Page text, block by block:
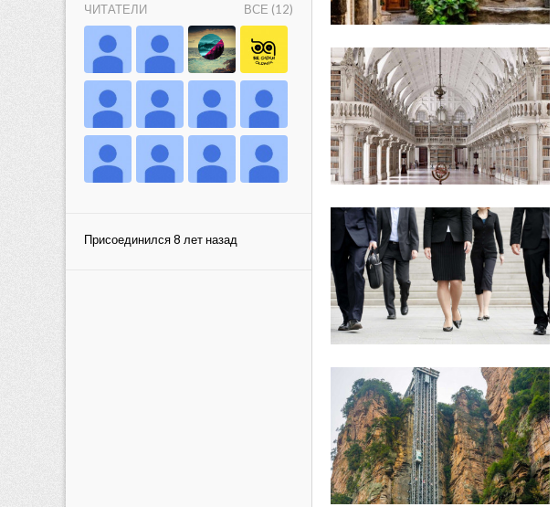
ЧИТАТЕЛИ ВСЕ (12)
Присоединился 8 лет назад